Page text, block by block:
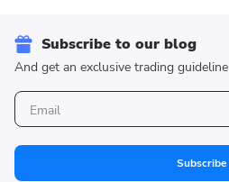
Subscribe to our blog
And get an exclusive trading guideline
Subscribe